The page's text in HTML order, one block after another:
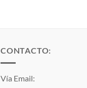
CONTACTO:
Vía Email: